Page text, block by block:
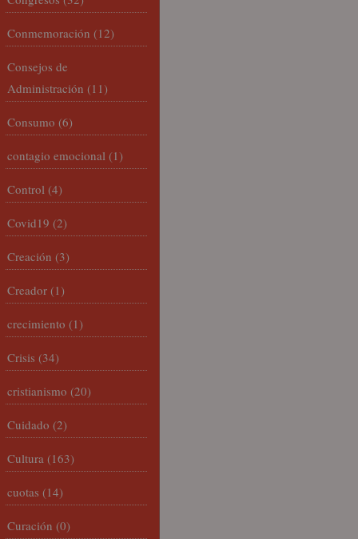
Conmemoración (12)
Consejos de
Administración (11)
Consumo (6)
contagio emocional (1)
Control (4)
Covid19 (2)
Creación (3)
Creador (1)
crecimiento (1)
Crisis (34)
cristianismo (20)
Cuidado (2)
Cultura (163)
cuotas (14)
Curación (0)